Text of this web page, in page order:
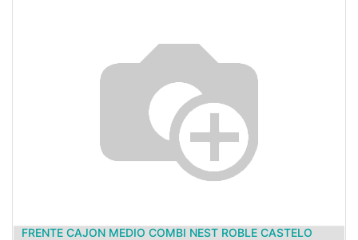
FRENTE CAJON MEDIO COMBI NEST ROBLE CASTELO